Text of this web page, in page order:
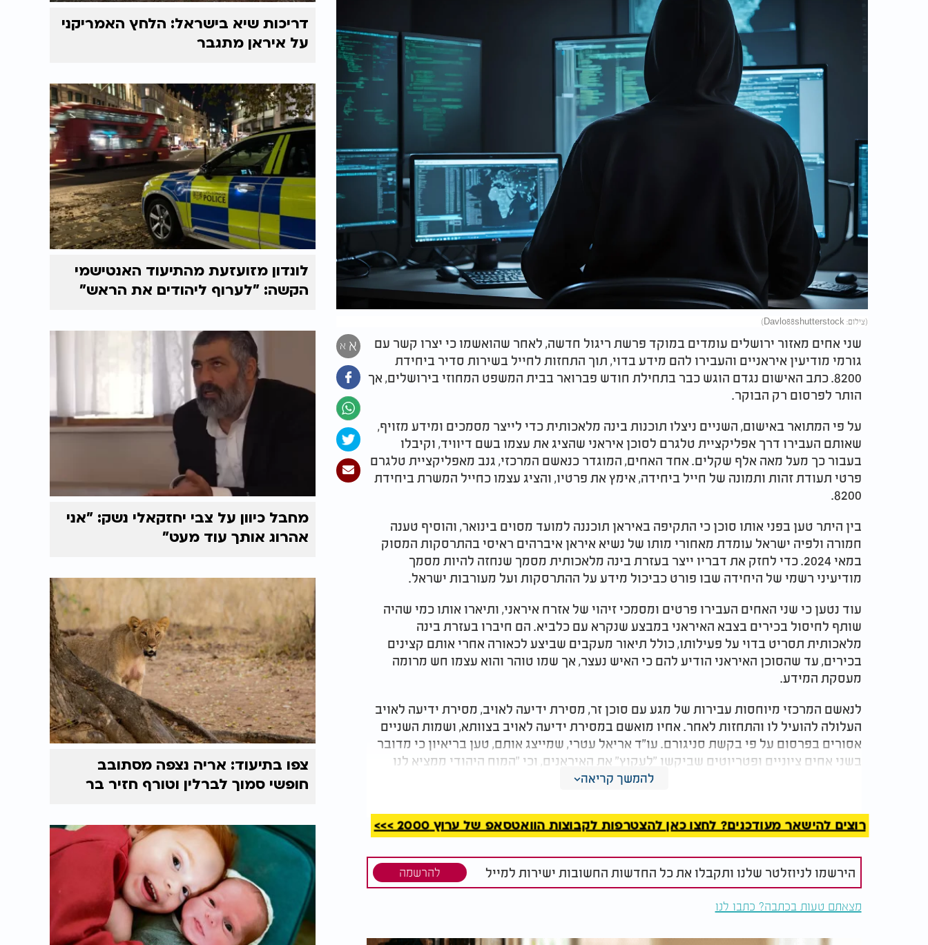
(צילום: Davlo88shutterstock)
א א
שני אחים מאזור ירושלים עומדים במוקד פרשת ריגול חדשה, לאחר שהואשמו כי יצרו קשר עם
גורמי מודיעין איראניים והעבירו להם מידע בדוי, תוך התחזות לחייל בשירות סדיר ביחידת
8200. כתב האישום נגדם הוגש כבר בתחילת חודש פברואר בבית המשפט המחוזי בירושלים, אך
הותר לפרסום רק הבוקר.
על פי המתואר באישום, השניים ניצלו תוכנות בינה מלאכותית כדי לייצר מסמכים ומידע מזויף,
שאותם העבירו דרך אפליקציית טלגרם לסוכן איראני שהציג את עצמו בשם דיוויד, וקיבלו
בעבור כך מעל מאה אלף שקלים. אחד האחים, המוגדר כנאשם המרכזי, גנב מאפליקציית טלגרם
פרטי תעודת זהות ותמונה של חייל ביחידה, אימץ את פרטיו, והציג עצמו כחייל המשרת ביחידת
8200.
בין היתר טען בפני אותו סוכן כי התקיפה באיראן תוכננה למועד מסוים בינואר, והוסיף טענה
חמורה ולפיה ישראל עומדת מאחורי מותו של נשיא איראן איברהים ראיסי בהתרסקות המסוק
במאי 2024. כדי לחזק את דבריו ייצר בעזרת בינה מלאכותית מסמך שנחזה להיות מסמך
מודיעיני רשמי של היחידה שבו פורט כביכול מידע על ההתרסקות ועל מעורבות ישראל.
עוד נטען כי שני האחים העבירו פרטים ומסמכי זיהוי של אזרח איראני, ותיארו אותו כמי שהיה
שותף לחיסול בכירים בצבא האיראני במבצע שנקרא עם כלביא. הם חיברו בעזרת בינה
מלאכותית תסריט בדוי על פעילותו, כולל תיאור מעקבים שביצע לכאורה אחרי אותם קצינים
בכירים, עד שהסוכן האיראני הודיע להם כי האיש נעצר, אך שמו טוהר והוא עצמו חש מרומה
מעסקת המידע.
לנאשם המרכזי מיוחסות עבירות של מגע עם סוכן זר, מסירת ידיעה לאויב, מסירת ידיעה לאויב
העלולה להועיל לו והתחזות לאחר. אחיו מואשם במסירת ידיעה לאויב בצוותא, ושמות השניים
אסורים בפרסום על פי בקשת סניגורם. עו"ד אריאל עטרי, שמייצג אותם, טען בריאיון כי מדובר
בשני אחים ציוניים ופטריוטים שביקשו "לעקוץ" את האיראנים, וכי "המוח היהודי ממציא לנו
פטנטים" כשהם לטענתו מכרו מידע מומצא באמצעות בינה מלאכותית והוציאו כסף מן האויב, עד
להמשך קריאה
רוצים להישאר מעודכנים? לחצו כאן להצטרפות לקבוצות הוואטסאפ של ערוץ 2000 >>>
הירשמו לניוזלטר שלנו ותקבלו את כל החדשות החשובות ישירות למייל להרשמה
מצאתם טעות בכתבה? כתבו לנו
דריכות שיא בישראל: הלחץ האמריקני
על איראן מתגבר
לונדון מזועזעת מהתיעוד האנטישמי
הקשה: "לערוף ליהודים את הראש"
מחבל כיוון על צבי יחזקאלי נשק: "אני
אהרוג אותך עוד מעט"
צפו בתיעוד: אריה נצפה מסתובב
חופשי סמוך לברלין וטורף חזיר בר